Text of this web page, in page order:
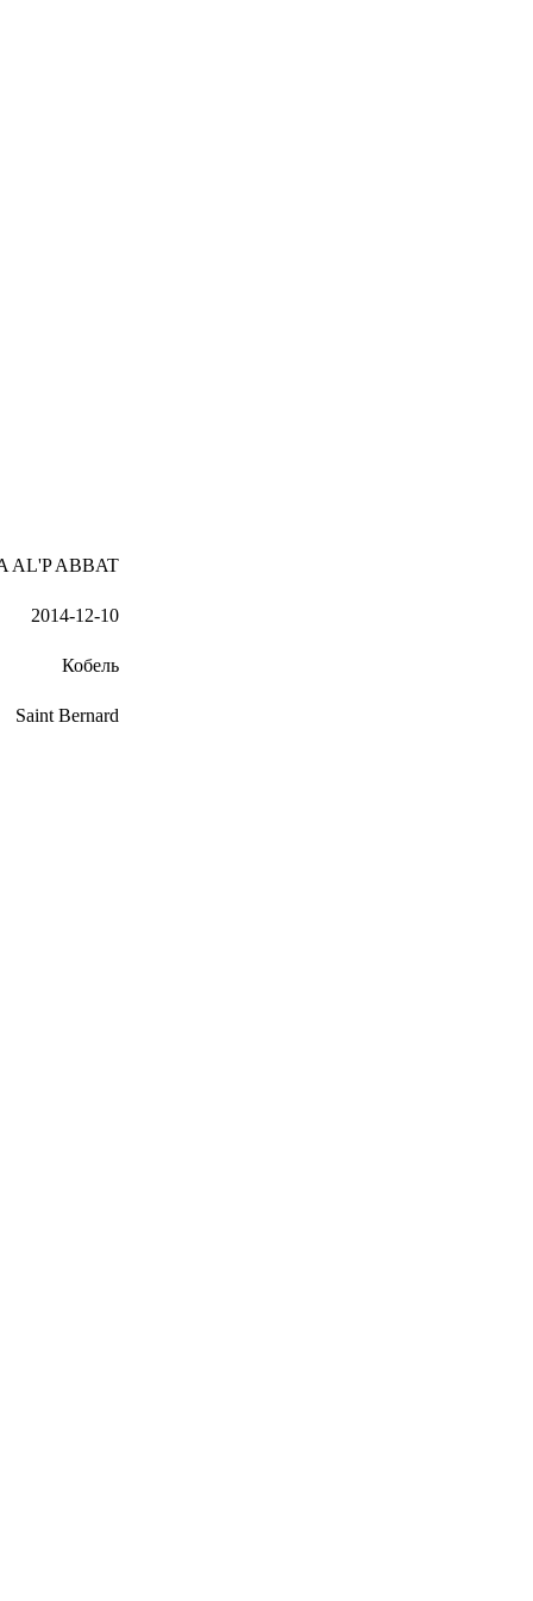
AL'P ABBAT
2014-12-10
Кобель
Saint Bernard